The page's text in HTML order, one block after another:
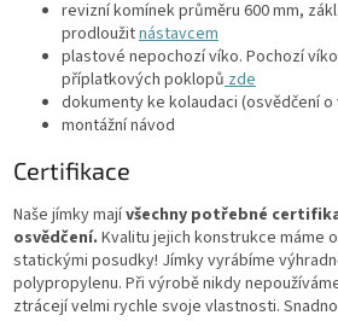
revizní komínek průměru 600 mm,
prodloužitnástavcem
plastové nepochozí víko. Pochozí
příplatkových poklopů zde
dokumenty ke kolaudaci (osvědčení
montážní návod
Certifikace
Naše jímky majívšechny potřebné
osvědčení. Kvalitu jejich konstrukce máme
statickými posudky! Jímky vyrábíme
polypropylenu. Při výrobě nikdy
ztrácejí velmi rychle svoje vlastnosti.